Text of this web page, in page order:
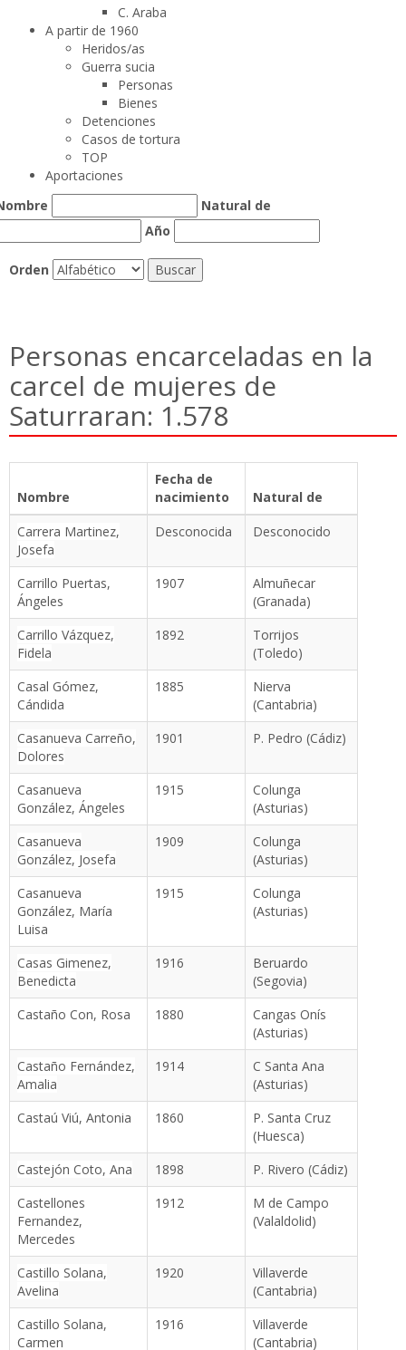
C. Araba
A partir de 1960
Heridos/as
Guerra sucia
Personas
Bienes
Detenciones
Casos de tortura
TOP
Aportaciones
Natural de
Año
Orden
Personas encarceladas en la
carcel de mujeres de
Saturraran: 1.578
Nombre
Fecha de
nacimiento
Natural de
Carrera Martinez,
Josefa
Desconocida Desconocido
Carrillo Puertas,
Ángeles
1907
Almuñecar
(Granada)
Carrillo Vázquez,
Fidela
1892
Torrijos
(Toledo)
Casal Gómez,
Cándida
1885
Nierva
(Cantabria)
Casanueva Carreño,
Dolores
1901 P. Pedro (Cádiz)
Casanueva
González, Ángeles
1915
Colunga
(Asturias)
Casanueva
González, Josefa
1909
Colunga
(Asturias)
Casanueva
González, María
Luisa
1915
Colunga
(Asturias)
Casas Gimenez,
Benedicta
1916
Beruardo
(Segovia)
Castaño Con, Rosa
1880
Cangas Onís
(Asturias)
Castaño Fernández,
Amalia
1914
C Santa Ana
(Asturias)
Castaú Viú, Antonia
1860
P. Santa Cruz
(Huesca)
Castejón Coto, Ana
1898
P. Rivero (Cádiz)
Castellones
Fernandez,
Mercedes
1912
M de Campo
(Valaldolid)
Castillo Solana,
Avelina
1920
Villaverde
(Cantabria)
Castillo Solana,
Carmen
1916
Villaverde
(Cantabria)